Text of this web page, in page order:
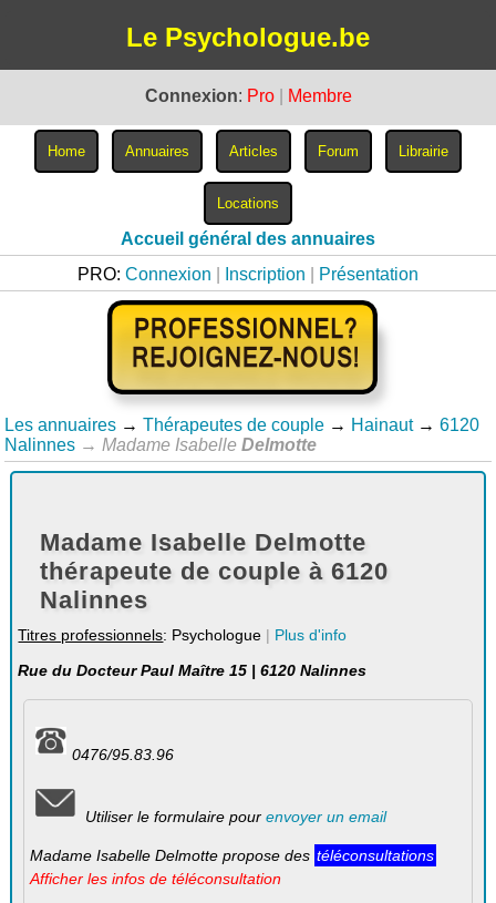
Le Psychologue.be
Connexion: Pro Membre
Accueil général des annuaires
PRO: Connexion Inscription Présentation
Les annuaires → Thérapeutes de couple → Hainaut → 6120
Nalinnes → Madame IsabelleDelmotte
Madame Isabelle Delmotte
thérapeute de couple à 6120
Nalinnes
Titres professionnels: Psychologue | Plus d'info
Rue du Docteur Paul Maître 15 | 6120 Nalinnes
0476/95.83.96
Utiliser le formulaire pour envoyer un email
Madame Isabelle Delmotte propose des téléconsultations
Afficher les infos de téléconsultation